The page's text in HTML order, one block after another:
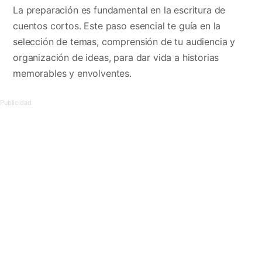
La preparación es fundamental en la escritura de
cuentos cortos. Este paso esencial te guía en la
selección de temas, comprensión de tu audiencia y
organización de ideas, para dar vida a historias
memorables y envolventes.